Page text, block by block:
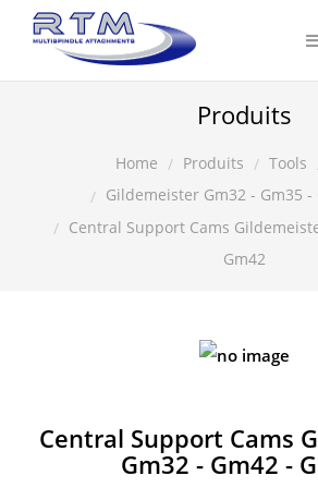
Produits
Home Produits Tools
Gildemeister Gm32 - Gm35 -
Central Support Cams
Gm42
Central Support Cams
Gm32 - Gm42 -